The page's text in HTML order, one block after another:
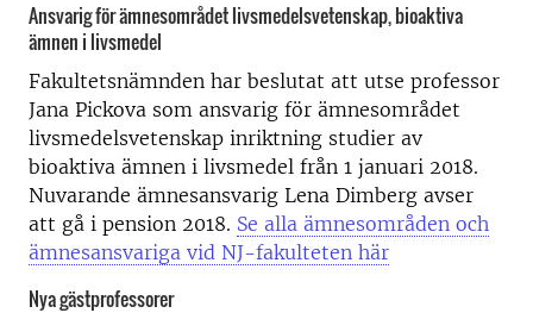
Ansvarig för ämnesområdet livsmedelsvetenskap, bioaktiva
ämnen i livsmedel
Fakultetsnämnden har beslutat att utse professor
Jana Pickova som ansvarig för ämnesområdet
livsmedelsvetenskap inriktning studier av
bioaktiva ämnen i livsmedel från 1 januari 2018.
Nuvarande ämnesansvarig Lena Dimberg avser
att gå i pension 2018. Se alla ämnesområden och
ämnesansvariga vid NJ-fakulteten här
Nya gästprofessorer